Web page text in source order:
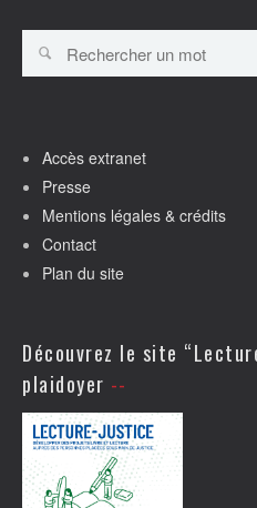
Accès extranet
Presse
Mentions légales & crédits
Contact
Plan du site
Découvrez le site
plaidoyer